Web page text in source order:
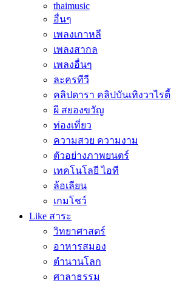
thaimusic
อื่นๆ
เพลงเกาหลี
เพลงสากล
เพลงอื่นๆ
ละครทีวี
คลิปดารา คลิปบันเทิงวาไรตี้
ผี สยองขวัญ
ท่องเที่ยว
ความสวย ความงาม
ตัวอย่างภาพยนตร์
เทคโนโลยี ไอที
ล้อเลียน
เกมโชว์
Like สาระ
วิทยาศาสตร์
อาหารสมอง
ตำนานโลก
ศาลาธรรม